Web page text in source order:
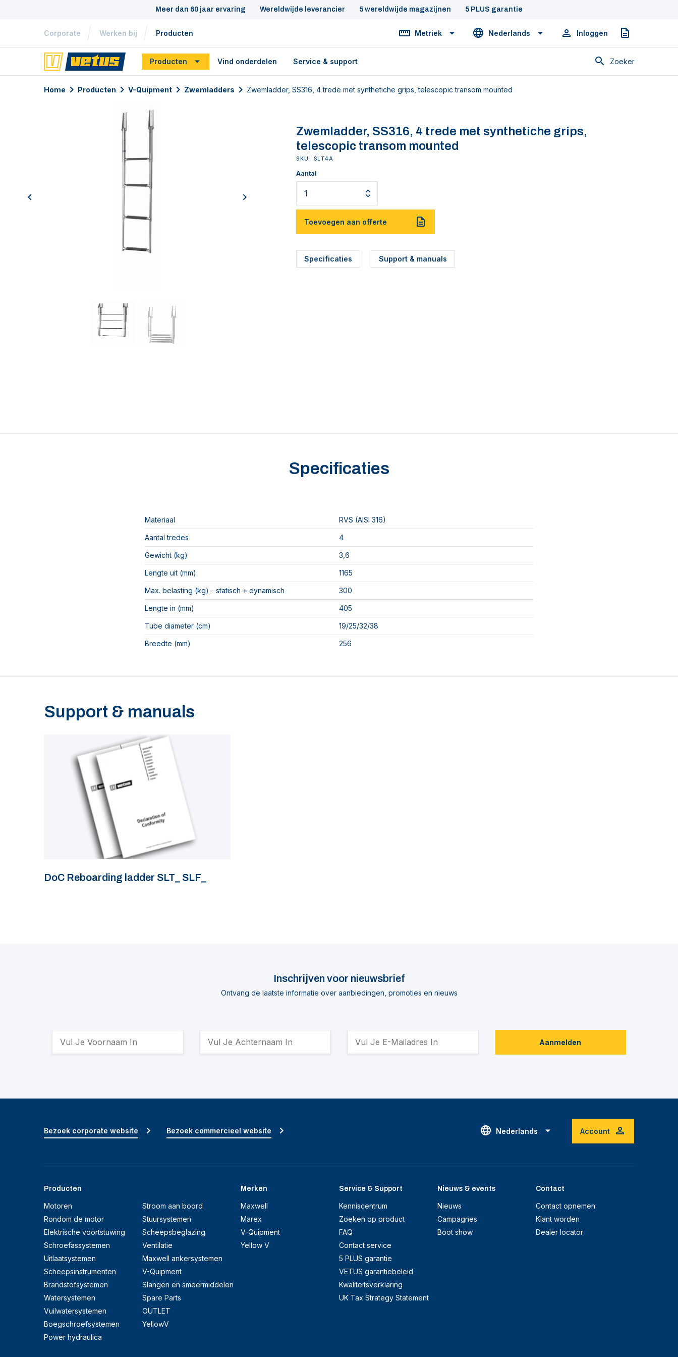
Meer dan 60 jaar ervaring Wereldwijde leverancier 5 wereldwijde magazijnen 5 PLUS garantie
Corporate Werken bij Producten Metriek Nederlands Inloggen Offerte
Producten Vind onderdelen Service & support Zoeken
Home Producten V-Quipment Zwemladders Zwemladder, SS316, 4 trede met synthetiche grips, telescopic transom mounted
previous next
Zwemladder, SS316, 4 trede met synthetiche grips,
telescopic transom mounted
SKU: SLT4A
Aantal
Toevoegen aan offerte
Specificaties Support & manuals
Specificaties
Materiaal RVS (AISI 316)
Aantal tredes 4
Gewicht (kg) 3,6
Lengte uit (mm) 1165
Max. belasting (kg) - statisch + dynamisch 300
Lengte in (mm) 405
Tube diameter (cm) 19/25/32/38
Breedte (mm) 256
Support & manuals
DoC Reboarding ladder SLT_ SLF_
Inschrijven voor nieuwsbrief
Ontvang de laatste informatie over aanbiedingen, promoties en nieuws
Aanmelden
Nederlands Account
Producten
Motoren
Rondom de motor
Elektrische voortstuwing
Schroefassystemen
Uitlaatsystemen
Scheepsinstrumenten
Brandstofsystemen
Watersystemen
Vuilwatersystemen
Boegschroefsystemen
Power hydraulica
Stroom aan boord
Stuursystemen
Scheepsbeglazing
Ventilatie
Maxwell ankersystemen
V-Quipment
Slangen en smeermiddelen
Spare Parts
OUTLET
YellowV
Merken
Maxwell
Marex
V-Quipment
Yellow V
Service & Support
Kenniscentrum
Zoeken op product
FAQ
Contact service
5 PLUS garantie
VETUS garantiebeleid
Kwaliteitsverklaring
UK Tax Strategy Statement
Nieuws & events
Nieuws
Campagnes
Boot show
Contact
Contact opnemen
Klant worden
Dealer locator
Bezoek corporate website Bezoek commercieel website